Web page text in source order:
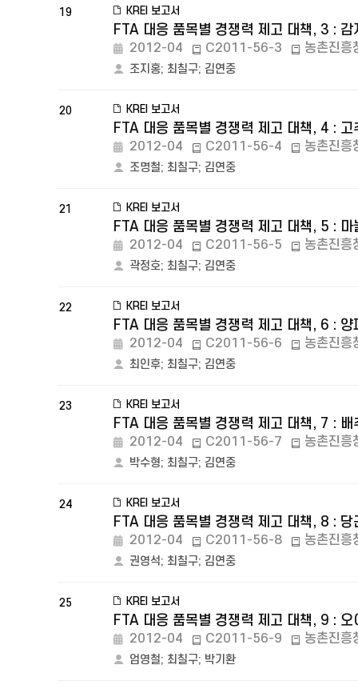
19 KREI 보고서
FTA 대응 품목별 경쟁력 제고 대책, 3 : 감
2012-04 C2011-56-3 농촌진흥
조지홍; 최칠구; 김연중
20 KREI 보고서
FTA 대응 품목별 경쟁력 제고 대책, 4 : 고
2012-04 C2011-56-4 농촌진흥
조명철; 최칠구; 김연중
21 KREI 보고서
FTA 대응 품목별 경쟁력 제고 대책, 5 : 마
2012-04 C2011-56-5 농촌진흥
곽정호; 최칠구; 김연중
22 KREI 보고서
FTA 대응 품목별 경쟁력 제고 대책, 6 : 양
2012-04 C2011-56-6 농촌진흥
최인후; 최칠구; 김연중
23 KREI 보고서
FTA 대응 품목별 경쟁력 제고 대책, 7 : 배
2012-04 C2011-56-7 농촌진흥
박수형; 최칠구; 김연중
24 KREI 보고서
FTA 대응 품목별 경쟁력 제고 대책, 8 : 당
2012-04 C2011-56-8 농촌진흥
권영석; 최칠구; 김연중
25 KREI 보고서
FTA 대응 품목별 경쟁력 제고 대책, 9 : 오
2012-04 C2011-56-9 농촌진흥
엄영철; 최칠구; 박기환